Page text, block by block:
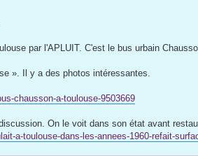
par l'APLUIT. C'est le bus urbain
». Il y a des photos intéressantes.
chausson-a-toulouse-9503669
On le voit dans son état avant
a-toulouse-dans-les-annees-1960-refait-